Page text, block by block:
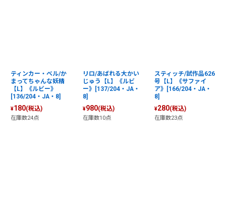
ティンカー・ベル/か
まってちゃんな妖精
【L】《ルビー》
[136/204・JA・8]
¥180(税込)
在庫数24点
リロ/あばれる大かい
じゅう【L】《ルビ
ー》[137/204・JA・
8]
¥980(税込)
在庫数10点
スティッチ/試作品626
号【L】《サファイ
ア》[166/204・JA・
8]
¥280(税込)
在庫数23点